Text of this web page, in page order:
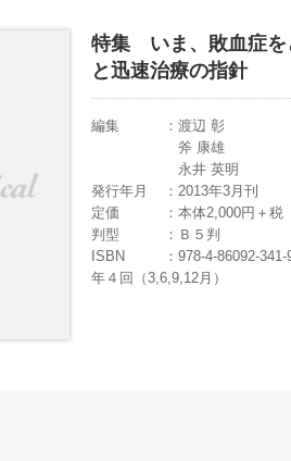
特集 いま、敗血症を
と迅速治療の指針
編集
渡辺 彰
斧 康雄
永井 英明
発行年月
2013年3月刊
定価
本体2,000円＋税
判型
Ｂ５判
ISBN
978-4-86092-341-
年４回（3,6,9,12月）